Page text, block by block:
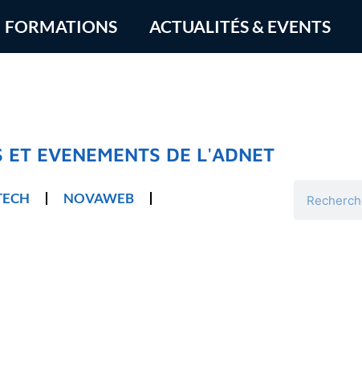
FORMATIONS ACTUALITÉS & EVENTS
ET EVENEMENTS DE L'ADNET
NOVAWEB